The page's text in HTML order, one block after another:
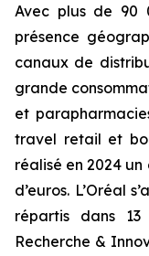
Avec plus de 90
présence
canaux de
grande
et
travel retail et
réalisé en 2024
d’euros. L’Oréal
répartis dans
Recherche &